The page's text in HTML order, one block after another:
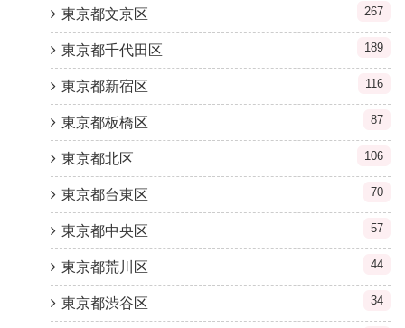
東京都文京区 267
東京都千代田区 189
東京都新宿区 116
東京都板橋区 87
東京都北区 106
東京都台東区 70
東京都中央区 57
東京都荒川区 44
東京都渋谷区 34